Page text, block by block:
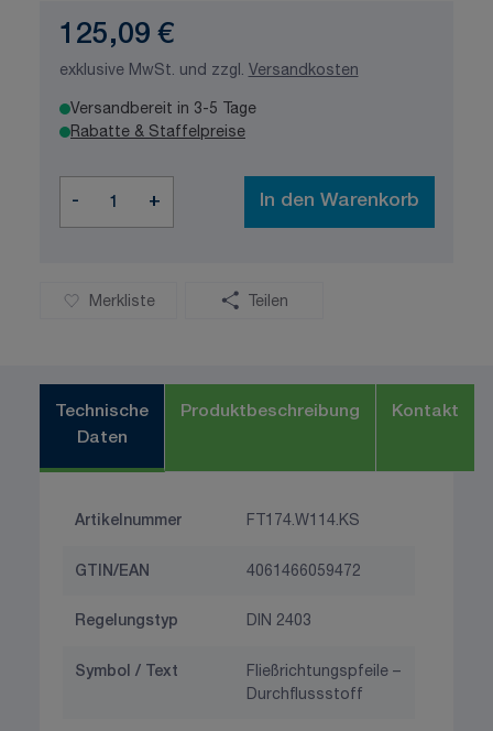
125,09 €
exklusive MwSt. und zzgl. Versandkosten
Versandbereit in 3-5 Tage
Rabatte & Staffelpreise
- + In den Warenkorb
Merkliste Teilen
Technische
Daten
Produktbeschreibung Kontakt
Artikelnummer FT174.W114.KS
GTIN/EAN 4061466059472
Regelungstyp DIN 2403
Symbol / Text
Fließrichtungspfeile –
Durchflussstoff